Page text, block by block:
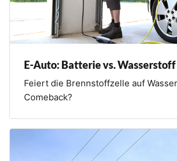
E-Auto: Batterie vs. Wasserstoff
Feiert die Brennstoffzelle auf
Comeback?